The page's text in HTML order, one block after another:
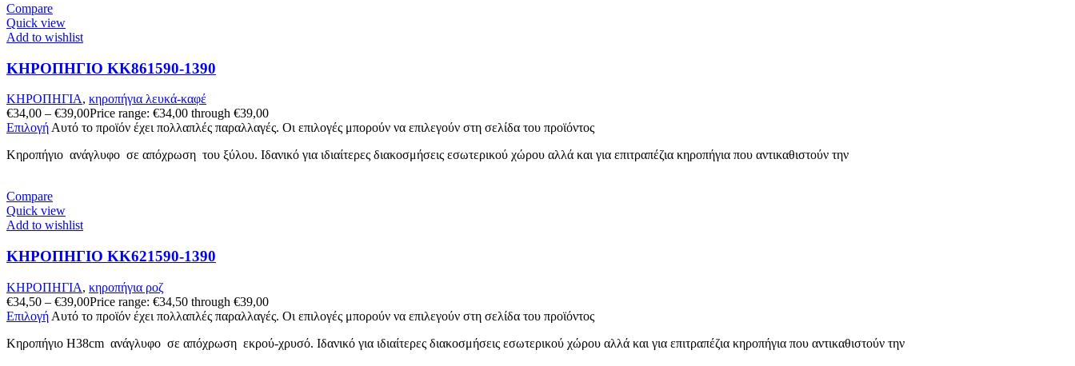
Compare
Quick view
Add to wishlist
ΚΗΡΟΠΗΓΙΟ KK861590-1390
ΚΗΡΟΠΗΓΙΑ, κηροπήγια λευκά-καφέ
€34,00 – €39,00Price range: €34,00 through €39,00
Επιλογή Αυτό το προϊόν έχει πολλαπλές παραλλαγές. Οι επιλογές μπορούν να επιλεγούν στη σελίδα του προϊόντος
Κηροπήγιο ανάγλυφo σε απόχρωση του ξύλου. Ιδανικό για ιδιαίτερες διακοσμήσεις εσωτερικού χώρου αλλά και για επιτραπέζια κηροπήγια που αντικαθιστούν την
Compare
Quick view
Add to wishlist
ΚΗΡΟΠΗΓΙΟ KK621590-1390
ΚΗΡΟΠΗΓΙΑ, κηροπήγια ροζ
€34,50 – €39,00Price range: €34,50 through €39,00
Επιλογή Αυτό το προϊόν έχει πολλαπλές παραλλαγές. Οι επιλογές μπορούν να επιλεγούν στη σελίδα του προϊόντος
Κηροπήγιο Η38cm ανάγλυφo σε απόχρωση εκρού-χρυσό. Ιδανικό για ιδιαίτερες διακοσμήσεις εσωτερικού χώρου αλλά και για επιτραπέζια κηροπήγια που αντικαθιστούν την